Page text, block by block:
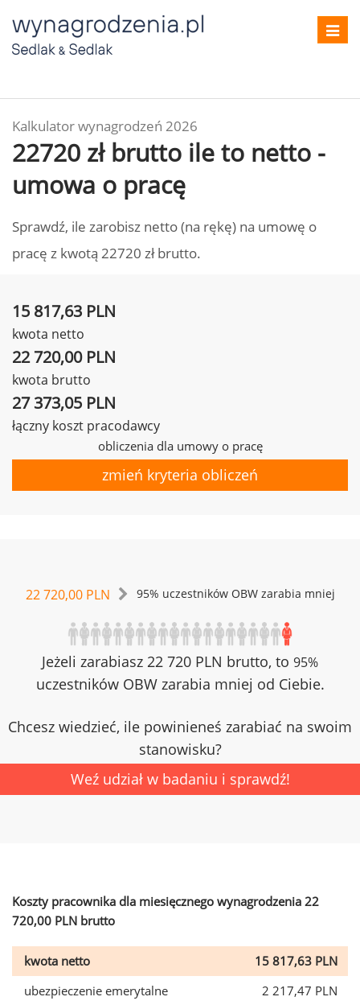
Kalkulator wynagrodzeń 2026
22720 zł brutto ile to netto -
umowa o pracę
Sprawdź, ile zarobisz netto (na rękę) na umowę o
pracę z kwotą 22720 zł brutto.
15 817,63 PLN
kwota netto
22 720,00 PLN
kwota brutto
27 373,05 PLN
łączny koszt pracodawcy
obliczenia dla umowy o pracę
zmień kryteria obliczeń
22 720,00 PLN 95% uczestników OBW zarabia mniej
Jeżeli zarabiasz 22 720 PLN brutto, to 95%
uczestników OBW zarabia mniej od Ciebie.
Chcesz wiedzieć, ile powinieneś zarabiać na swoim
stanowisku?
Weź udział w badaniu i sprawdź!
Koszty pracownika dla miesięcznego wynagrodzenia 22
720,00 PLN brutto
kwota netto
15 817,63 PLN
ubezpieczenie emerytalne
2 217,47 PLN